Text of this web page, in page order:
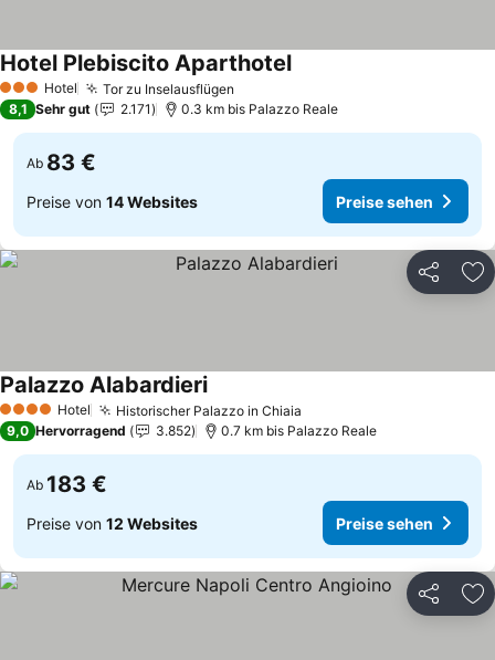
3 SterneHotel Tor zu Inselausflügen
Hotel Plebiscito AparthotelPreise sehen
8,1 Sehr gut 2.171 0.3 km bis Palazzo Reale
Ab 83 €
Preise von 14 Websites Preise sehen
Teilen
4 Sterne Hotel Historischer Palazzo in Chiaia
Palazzo AlabardieriPreise sehen
9,0 Hervorragend 3.852 0.7 km bis Palazzo Reale
Ab 183 €
Preise von 12 Websites Preise sehen
Teilen